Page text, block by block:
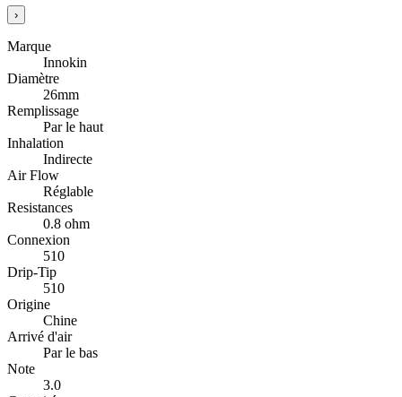
›
Marque
Innokin
Diamètre
26mm
Remplissage
Par le haut
Inhalation
Indirecte
Air Flow
Réglable
Resistances
0.8 ohm
Connexion
510
Drip-Tip
510
Origine
Chine
Arrivé d'air
Par le bas
Note
3.0